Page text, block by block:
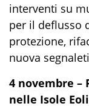
interventi su
per il deflusso
protezione,
nuova
4 novembre –
nelle Isole